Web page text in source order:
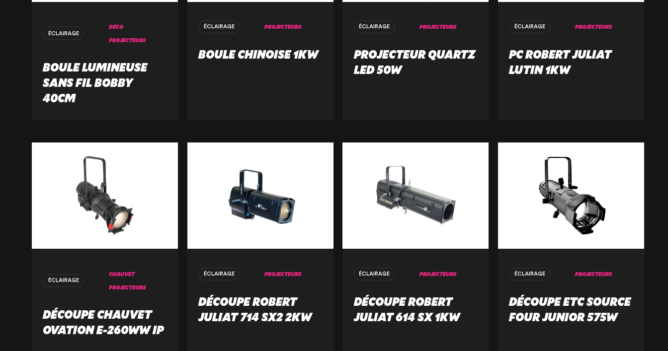
ÉCLAIRAGE
DÉCO
PROJECTEURS
BOULE LUMINEUSE
SANS FIL BOBBY
40CM
ÉCLAIRAGE PROJECTEURS
BOULE CHINOISE 1KW
ÉCLAIRAGE PROJECTEURS
PROJECTEUR QUARTZ
LED 50W
ÉCLAIRAGE PROJECTEURS
PC ROBERT JULIAT
LUTIN 1KW
ÉCLAIRAGE
CHAUVET
PROJECTEURS
DÉCOUPE CHAUVET
OVATION E-260WW IP
ÉCLAIRAGE PROJECTEURS
DÉCOUPE ROBERT
JULIAT 714 SX2 2KW
ÉCLAIRAGE PROJECTEURS
DÉCOUPE ROBERT
JULIAT 614 SX 1KW
ÉCLAIRAGE PROJECTEURS
DÉCOUPE ETC SOURCE
FOUR JUNIOR 575W